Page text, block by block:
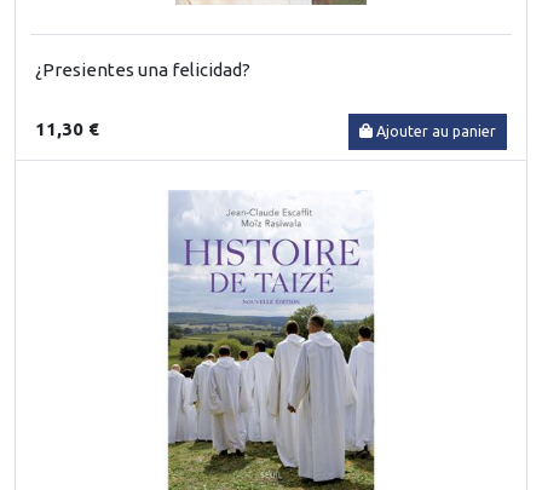
¿Presientes una felicidad?
11,30 € Ajouter au panier